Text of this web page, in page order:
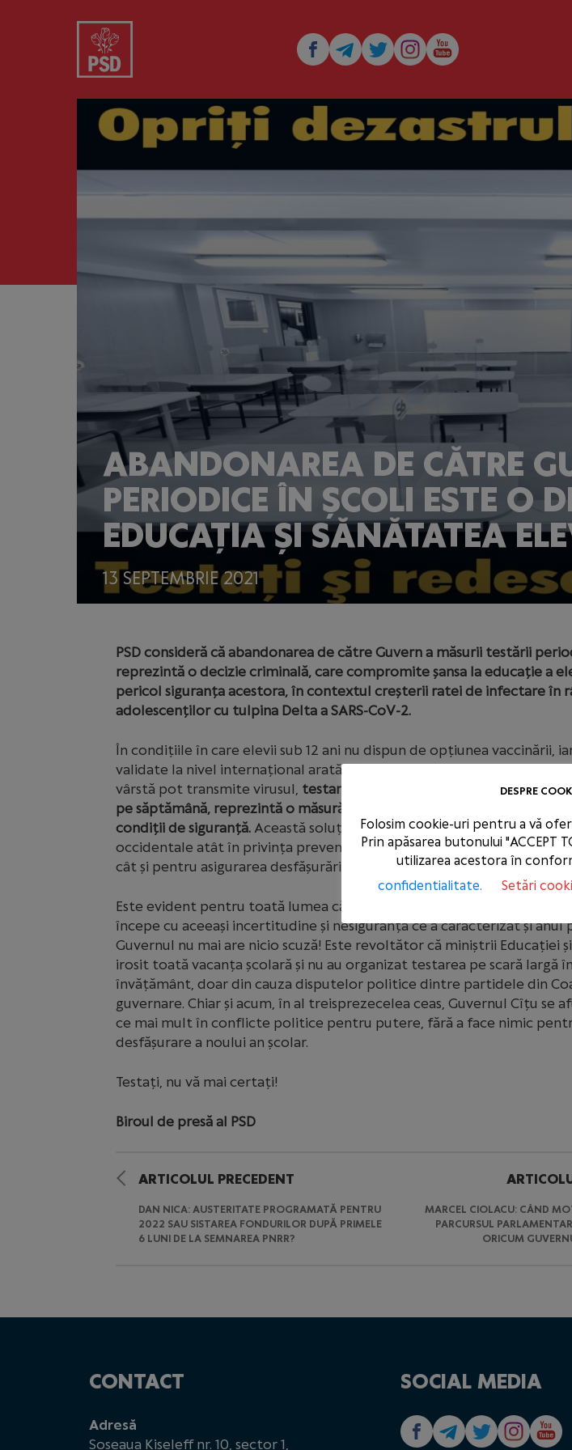
13 SEPTEMBRIE 2021
ABANDONAREA DE CĂTRE
PERIODICE ÎN ȘCOLI ESTE O
EDUCAȚIA ȘI SĂNĂTATEA
PSD consideră că abandonarea de către Guvern a măsurii testării
reprezintă o decizie criminală, care compromite șansa la educație a
pericol siguranța acestora, în contextul creșterii ratei de infectare în
adolescenților cu tulpina Delta a SARS-CoV-2.
În condițiile în care elevii sub 12 ani nu dispun de opțiunea vaccinării,
validate la nivel internațional arată că persoanele vaccinate care au
vârstă pot transmite virusul, testarea periodică a elevilor, cu cel puțin
pe săptămână, reprezintă o măsură vitală pentru menținerea școlilor
condiții de siguranță.Această soluție este aplicată cu succes în multe
occidentale atât în privința prevenirii transmiterii virusului în unitățile
cât și pentru asigurarea desfășurării cursurilor cu prezență fizică.
Este evident pentru toată lumea că cel de-al doilea an școlar din
începe cu aceeași incertitudine și nesiguranță ce a caracterizat și anul
Guvernul nu mai are nicio scuză! Este revoltător că miniștrii Educației
irosit toată vacanța școlară și nu au organizat testarea pe scară largă
învățământ, doar din cauza disputelor politice dintre partidele din
guvernare. Chiar și acum, în al treisprezecelea ceas, Guvernul Cîțu se
ce mai mult în conflicte politice pentru putere, fără a face nimic
desfășurare a noului an școlar.
Testați, nu vă mai certați!
Biroul de presă al PSD
ARTICOLUL PRECEDENT
DAN NICA: AUSTERITATE PROGRAMATĂ PENTRU
2022 SAU SISTAREA FONDURILOR DUPĂ PRIMELE
6 LUNI DE LA SEMNAREA PNRR?
MARCEL CIOLACU: CÂND
PARCURSUL
ORICUM
CONTACT
Adresă
Șoseaua Kiseleff nr. 10, sector 1,
SOCIAL MEDIA
DESPRE
Folosim cookie-uri pentru a vă
Prin apăsarea butonului "ACCEPT
utilizarea acestora în
confidentialitate.
Setări